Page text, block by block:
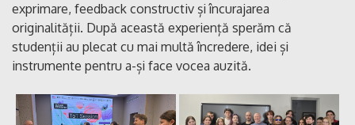
exprimare, feedback constructiv și încurajarea
originalității. După această experiență sperăm că
studenții au plecat cu mai multă încredere, idei și
instrumente pentru a-și face vocea auzită.